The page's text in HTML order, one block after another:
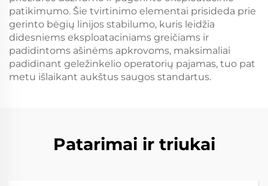
patikimumo. Šie tvirtinimo elementai prisideda prie
gerinto bėgių linijos stabilumo, kuris leidžia
didesniems eksploataciniams greičiams ir
padidintoms ašinėms apkrovoms, maksimaliai
padidinant geležinkelio operatorių pajamas, tuo pat
metu išlaikant aukštus saugos standartus.
Patarimai ir triukai